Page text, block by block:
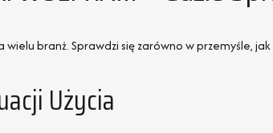
wielu branż. Sprawdzi się zarówno w przemyśle,
Użycia